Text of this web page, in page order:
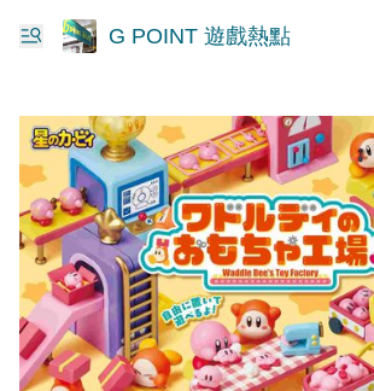
G POINT 遊戲熱點